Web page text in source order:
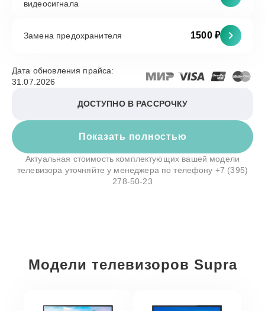
видеосигнала
Замена предохранителя 1500 ₽
Показать полностью
Дата обновления прайса:
31.07.2026
ДОСТУПНО В РАССРОЧКУ
Актуальная стоимость комплектующих вашей модели
телевизора уточняйте у менеджера по телефону +7 (395)
278-50-23
Модели телевизоров Supra